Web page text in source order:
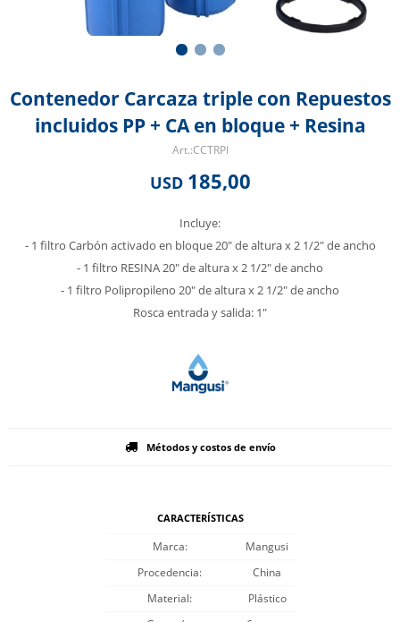
Contenedor Carcaza triple con Repuestos
incluidos PP + CA en bloque + Resina
CCTRPI
USD 185,00
Incluye:
- 1 filtro Carbón activado en bloque 20" de altura x 2 1/2" de ancho
- 1 filtro RESINA 20" de altura x 2 1/2" de ancho
- 1 filtro Polipropileno 20" de altura x 2 1/2" de ancho
Rosca entrada y salida: 1"
Métodos y costos de envío
CARACTERÍSTICAS
Marca
Mangusi
Procedencia
China
Material
Plástico